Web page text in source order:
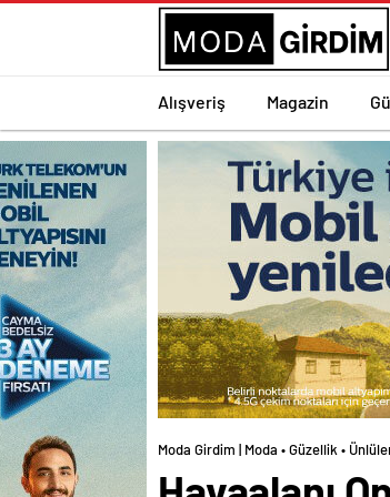
Alışveriş Magazin
Moda Girdim | Moda • Güzellik •